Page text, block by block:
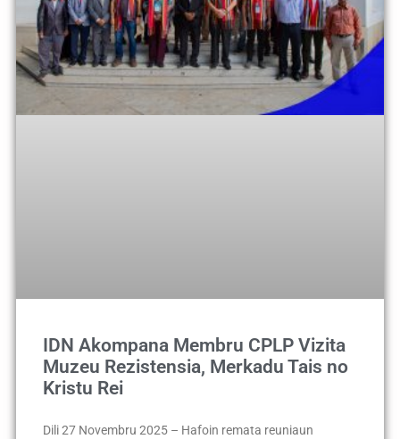
IDN Akompana Membru CPLP Vizita
Muzeu Rezistensia, Merkadu Tais no
Kristu Rei
Dili 27 Novembru 2025 – Hafoin remata reuniaun